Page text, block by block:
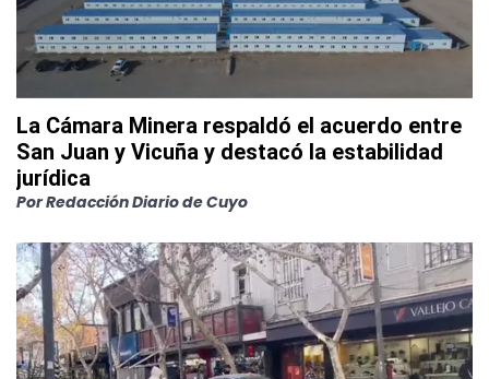
La Cámara Minera respaldó el acuerdo entre
San Juan y Vicuña y destacó la estabilidad
jurídica
PorRedacción Diario de Cuyo